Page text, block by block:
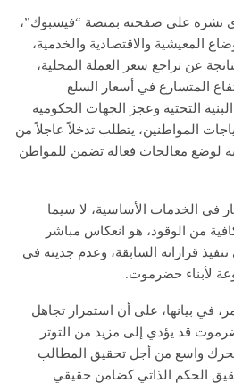
نشره على صفحته بمنصة “فيسبوك”،
المعيشية والاقتصادية والخدمية،
عن تراجع سعر العملة المحلية،
المتسارع في أسعار السلع
التحتية وعجز الجهات الحكومية
المواطنين، يتطلب تدخلاً عاجلاً من
لوضع معالجات فعالة تضمن للمواطن
في الخدمات الأساسية، لا سيما
من الوقود، هو انعكاس مباشر
قراراته السابقة، وعدم جديته في
لأبناء حضرموت.
في بيانها، على أن استمرار تجاهل
قد يؤدي إلى مزيد من التوتر
تحرك واسع من أجل تحقيق المطالب
الحكم الذاتي كضامن حقيقي